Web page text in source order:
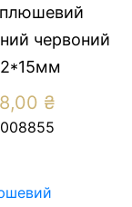
плюшевий
червоний
8,00 ₴
008855